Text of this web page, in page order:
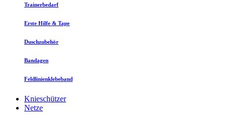
Trainerbedarf
Erste Hilfe & Tape
Duschzubehör
Bandagen
Feldlinienklebeband
Knieschützer
Netze